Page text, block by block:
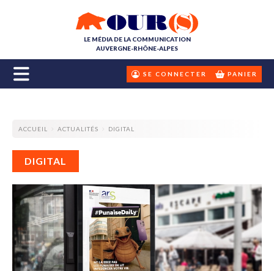
LE MÉDIA DE LA COMMUNICATION
AUVERGNE-RHÔNE-ALPES
SE CONNECTER PANIER
ACCUEIL ACTUALITÉS DIGITAL
DIGITAL